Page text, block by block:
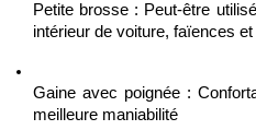
Petite brosse : Peut-être
intérieur de voiture, faïences
Gaine avec poignée :
meilleure maniabilité